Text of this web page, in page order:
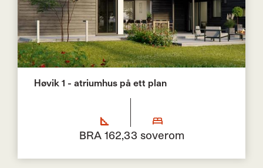
Høvik 1 - atriumhus på ett plan
BRA 162,33 soverom